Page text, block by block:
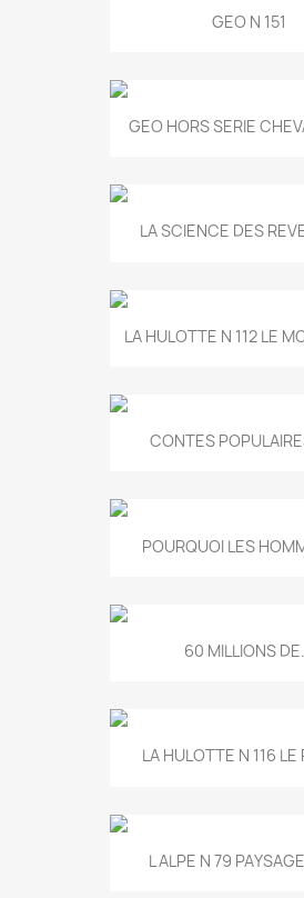
GEO N 151
GEO HORS SERIE
LA SCIENCE DES
LA HULOTTE N 112 LE
CONTES
POURQUOI LES
60 MILLIONS
LA HULOTTE N 116 LE
L ALPE N 79